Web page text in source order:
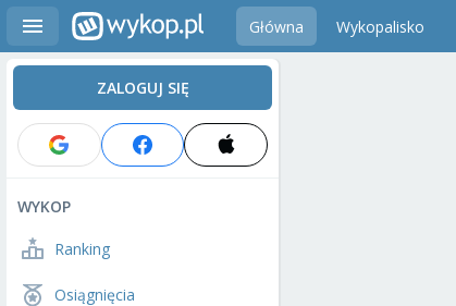
Główna Wykopalisko
ZALOGUJ SIĘ
WYKOP
Ranking
Osiągnięcia